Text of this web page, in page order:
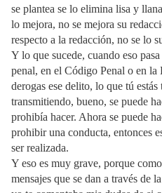
se plantea se lo elimina lisa y
lo mejora, no se mejora su
respecto a la redacción, no se lo
Y lo que sucede, cuando eso
penal, en el Código Penal o en la
derogas ese delito, lo que tú
transmitiendo, bueno, se puede
prohibía hacer. Ahora se puede
prohibir una conducta, entonces
ser realizada.
Y eso es muy grave, porque
mensajes que se dan a través de